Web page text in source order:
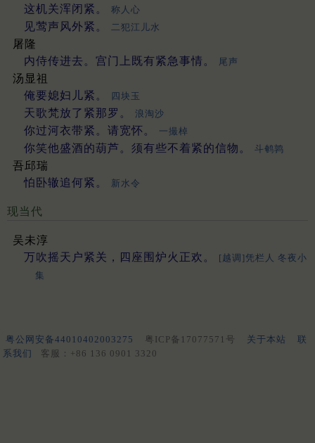
这机关浑闭紧。
称人心
见莺声风外紧。 二犯江儿水
屠隆
内侍传进去。宫门上既有紧急事情。
尾声
汤显祖
俺要媳妇儿紧。
四块玉
天歌梵放了紧那罗。 浪淘沙
你过河衣带紧。请宽怀。 一撮棹
你笑他盛酒的葫芦。须有些不着紧的信物。 斗鹌鹑
吾邱瑞
怕卧辙追何紧。
新水令
现当代
吴未淳
万吹摇天户紧关，四座围炉火正欢。
[越调]凭栏人 冬夜小
集
粤公网安备44010402003275 粤ICP备17077571号 关于本站
联
系我们
客服：+86 136 0901 3320